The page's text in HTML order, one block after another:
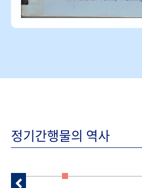
정기간행물의 역사